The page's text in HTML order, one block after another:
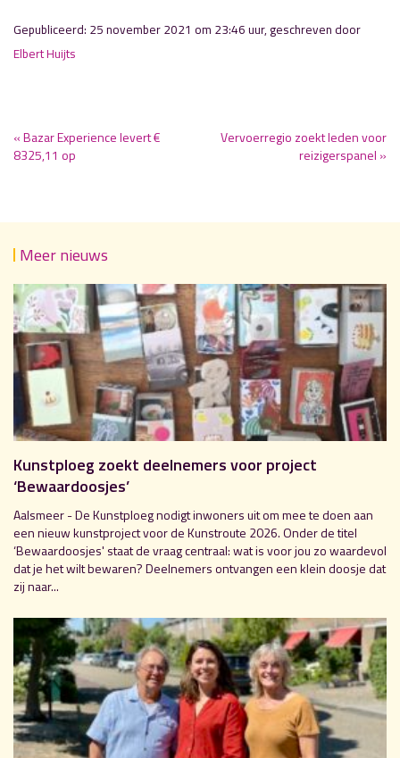
Gepubliceerd: 25 november 2021 om 23:46 uur, geschreven door
Elbert Huijts
« Bazar Experience levert €
8325,11 op
Vervoerregio zoekt leden voor
reizigerspanel »
Meer nieuws
Kunstploeg zoekt deelnemers voor project
‘Bewaardoosjes’
Aalsmeer - De Kunstploeg nodigt inwoners uit om mee te doen aan
een nieuw kunstproject voor de Kunstroute 2026. Onder de titel
‘Bewaardoosjes' staat de vraag centraal: wat is voor jou zo waardevol
dat je het wilt bewaren? Deelnemers ontvangen een klein doosje dat
zij naar...